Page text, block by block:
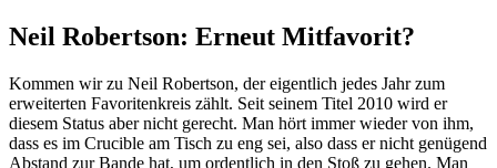
Neil Robertson: Erneut Mitfavorit?
Kommen wir zu Neil Robertson, der eigentlich jedes Jahr zum
erweiterten Favoritenkreis zählt. Seit seinem Titel 2010 wird er
diesem Status aber nicht gerecht. Man hört immer wieder von ihm,
dass es im Crucible am Tisch zu eng sei, also dass er nicht genügend
Abstand zur Bande hat, um ordentlich in den Stoß zu gehen. Man